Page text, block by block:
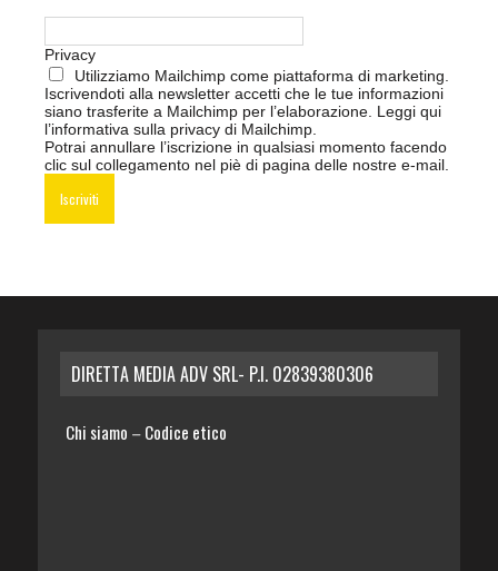
Privacy
Utilizziamo Mailchimp come piattaforma di marketing.
Iscrivendoti alla newsletter accetti che le tue informazioni
siano trasferite a Mailchimp per l’elaborazione. Leggi qui
l’informativa sulla privacy di Mailchimp
Potrai annullare l’iscrizione in qualsiasi momento facendo
clic sul collegamento nel piè di pagina delle nostre e-mail.
DIRETTA MEDIA ADV SRL- P.I. 02839380306
Chi siamo – Codice etico